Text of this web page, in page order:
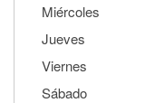
Miércoles
Jueves
Viernes
Sábado